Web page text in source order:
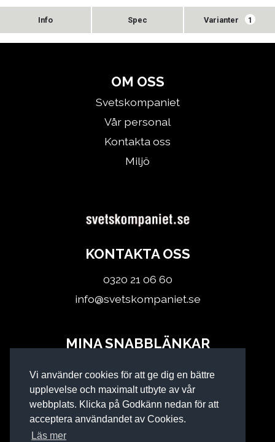
Vi använder cookies för att ge dig en bättre
upplevelse och maximalt utbyte av vår
webbplats. Klicka på Godkänn nedan för att
acceptera användandet av Cookies.
Läs mer
Varianter 1
OM OSS
Svetskompaniet
Vår personal
Kontakta oss
Miljö
KONTAKTA OSS
0320 21 06 60
info@svetskompaniet.se
MINA SNABBLÄNKAR
Köpvillkor